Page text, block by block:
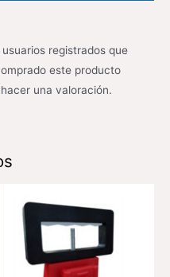
usuarios registrados que
este producto
una valoración.